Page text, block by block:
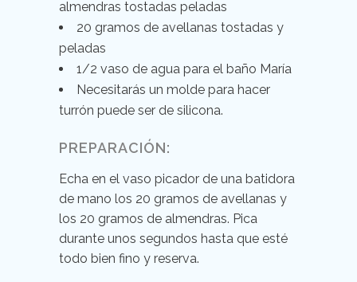
almendras tostadas peladas
20 gramos de avellanas tostadas y
peladas
1/2 vaso de agua para el baño María
Necesitarás un molde para hacer
turrón puede ser de silicona.
PREPARACIÓN:
Echa en el vaso picador de una batidora
de mano los 20 gramos de avellanas y
los 20 gramos de almendras. Pica
durante unos segundos hasta que esté
todo bien fino y reserva.